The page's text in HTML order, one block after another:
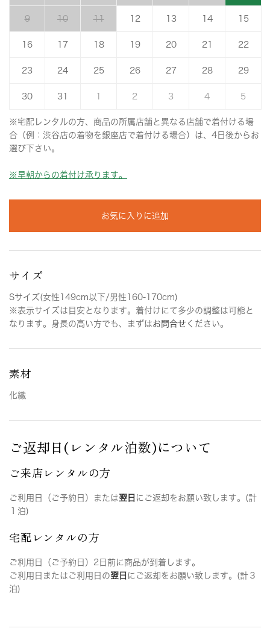
9 10 11 12 13 14 15
16 17 18 19 20 21 22
23 24 25 26 27 28 29
30 31 1 2 3 4 5
※宅配レンタルの方、商品の所属店舗と異なる店舗で着付ける場
合（例：渋谷店の着物を銀座店で着付ける場合）は、4日後からお
選び下さい。
※早朝からの着付け承ります。
お気に入りに追加
サイズ
Sサイズ(女性149cm以下/男性160-170cm)
※表示サイズは目安となります。着付けにて多少の調整は可能と
なります。身長の高い方でも、まずはお問合せ ください。
素材
化繊
ご返却日(レンタル泊数)について
ご来店レンタルの方
ご利用日（ご予約日）または翌日 にご返却をお願い致します。(計
１泊)
宅配レンタルの方
ご利用日（ご予約日）2日前に商品が到着します。
ご利用日またはご利用日の翌日 にご返却をお願い致します。(計３
泊)